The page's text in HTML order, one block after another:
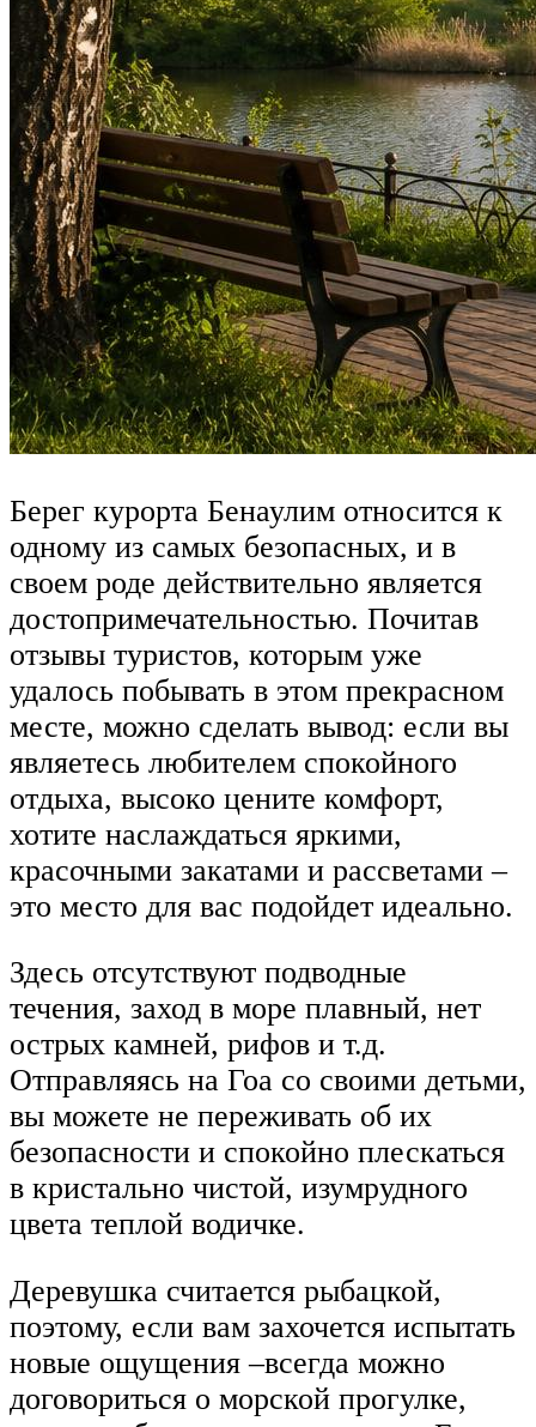
Берег курорта Бенаулим относится к
одному из самых безопасных, и в
своем роде действительно является
достопримечательностью. Почитав
отзывы туристов, которым уже
удалось побывать в этом прекрасном
месте, можно сделать вывод: если вы
являетесь любителем спокойного
отдыха, высоко цените комфорт,
хотите наслаждаться яркими,
красочными закатами и рассветами –
это место для вас подойдет идеально.
Здесь отсутствуют подводные
течения, заход в море плавный, нет
острых камней, рифов и т.д.
Отправляясь на Гоа со своими детьми,
вы можете не переживать об их
безопасности и спокойно плескаться
в кристально чистой, изумрудного
цвета теплой водичке.
Деревушка считается рыбацкой,
поэтому, если вам захочется испытать
новые ощущения –всегда можно
договориться о морской прогулке,